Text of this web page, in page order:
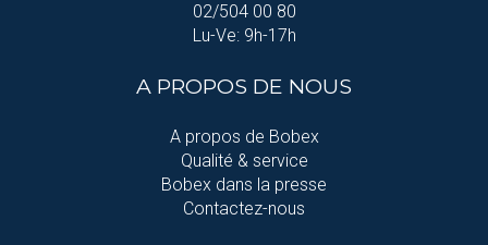
02/504 00 80
Lu-Ve: 9h-17h
A PROPOS DE NOUS
A propos de Bobex
Qualité & service
Bobex dans la presse
Contactez-nous